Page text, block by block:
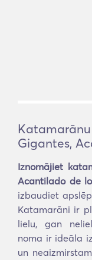
Gigantes,
Iznomājiet
Acantilado de
izbaudiet
Katamarāni ir
lielu, gan
noma ir ideāla
un